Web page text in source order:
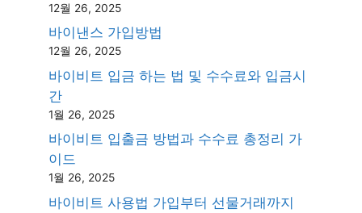
12월 26, 2025
바이낸스 가입방법
12월 26, 2025
바이비트 입금 하는 법 및 수수료와 입금시
간
1월 26, 2025
바이비트 입출금 방법과 수수료 총정리 가
이드
1월 26, 2025
바이비트 사용법 가입부터 선물거래까지